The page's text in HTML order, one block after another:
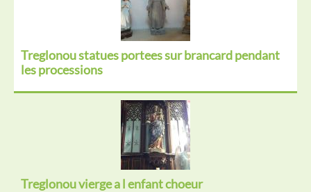
Treglonou statues portees sur brancard pendant
les processions
Treglonou vierge a l enfant choeur